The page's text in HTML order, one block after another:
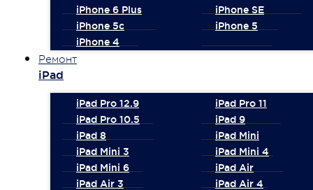
iPhone 6 Plus
iPhone SE
iPhone 5c
iPhone 5
iPhone 4
Ремонт
iPad
iPad Pro 12.9
iPad Pro 11
iPad Pro 10.5
iPad 9
iPad 8
iPad Mini
iPad Mini 3
iPad Mini 4
iPad Mini 6
iPad Air
iPad Air 3
iPad Air 4